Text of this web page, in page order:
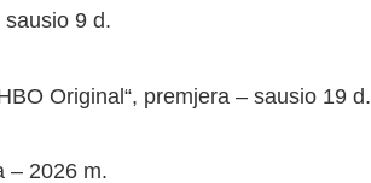
sausio 9 d.
Original“, premjera – sausio 19 d.
– 2026 m.